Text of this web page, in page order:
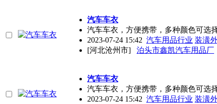
汽车车衣
汽车车衣，方便携带，多种颜色可选
2023-07-24 15:42 汽车用品行业 装潢
[河北沧州市]
泊头市鑫凯汽车用品厂
汽车车衣
汽车车衣，方便携带，多种颜色可选
2023-07-24 15:42 汽车用品行业 装潢